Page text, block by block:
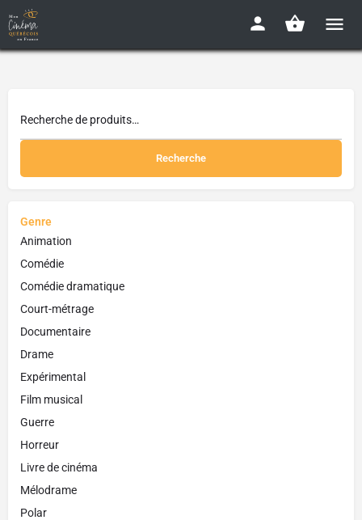
Recherche
Genre
Animation
Comédie
Comédie dramatique
Court-métrage
Documentaire
Drame
Expérimental
Film musical
Guerre
Horreur
Livre de cinéma
Mélodrame
Polar